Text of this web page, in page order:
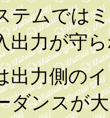
テムでは
出力が守
出力側の
ダンスが